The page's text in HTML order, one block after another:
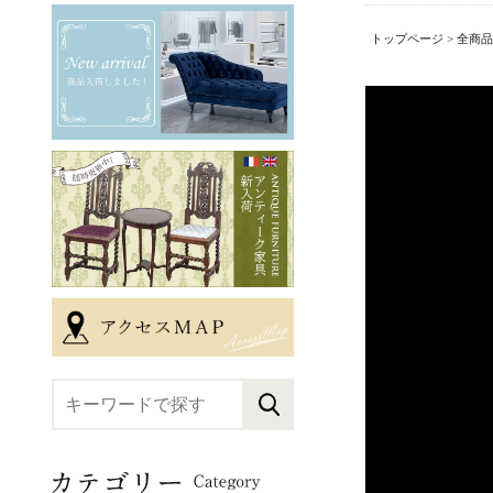
トップページ > 全商品